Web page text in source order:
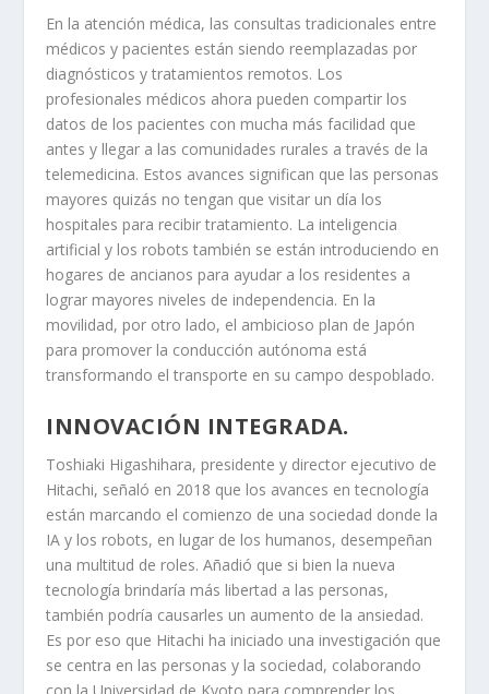
En la atención médica, las consultas tradicionales entre
médicos y pacientes están siendo reemplazadas por
diagnósticos y tratamientos remotos. Los
profesionales médicos ahora pueden compartir los
datos de los pacientes con mucha más facilidad que
antes y llegar a las comunidades rurales a través de la
telemedicina. Estos avances significan que las personas
mayores quizás no tengan que visitar un día los
hospitales para recibir tratamiento. La inteligencia
artificial y los robots también se están introduciendo en
hogares de ancianos para ayudar a los residentes a
lograr mayores niveles de independencia. En la
movilidad, por otro lado, el ambicioso plan de Japón
para promover la conducción autónoma está
transformando el transporte en su campo despoblado.
INNOVACIÓN INTEGRADA.
Toshiaki Higashihara, presidente y director ejecutivo de
Hitachi, señaló en 2018 que los avances en tecnología
están marcando el comienzo de una sociedad donde la
IA y los robots, en lugar de los humanos, desempeñan
una multitud de roles. Añadió que si bien la nueva
tecnología brindaría más libertad a las personas,
también podría causarles un aumento de la ansiedad.
Es por eso que Hitachi ha iniciado una investigación que
se centra en las personas y la sociedad, colaborando